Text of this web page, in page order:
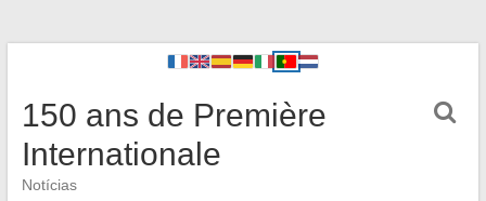
150 ans de Première
Internationale
Notícias